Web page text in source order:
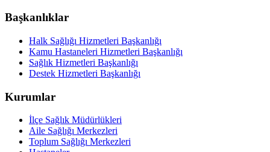
Başkanlıklar
Halk Sağlığı Hizmetleri Başkanlığı
Kamu Hastaneleri Hizmetleri Başkanlığı
Sağlık Hizmetleri Başkanlığı
Destek Hizmetleri Başkanlığı
Kurumlar
İlçe Sağlık Müdürlükleri
Aile Sağlığı Merkezleri
Toplum Sağlığı Merkezleri